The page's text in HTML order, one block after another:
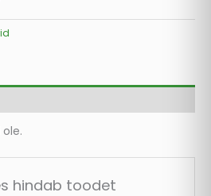
hindab toodet